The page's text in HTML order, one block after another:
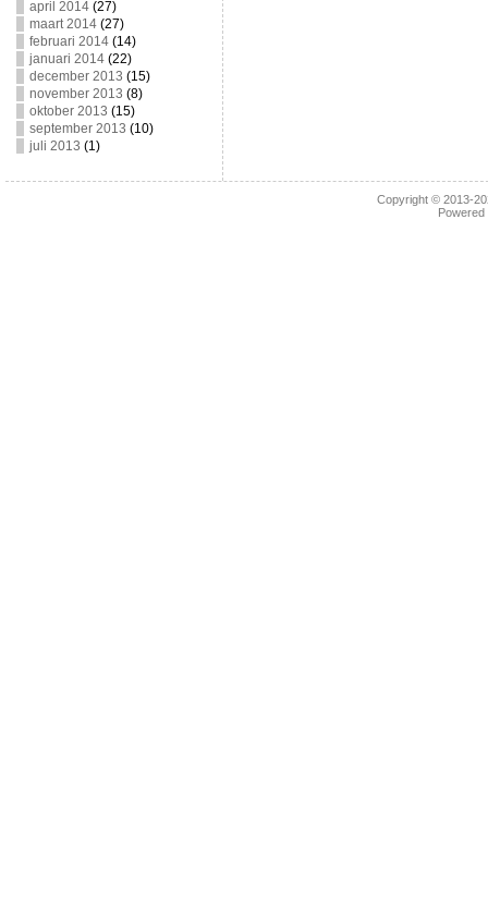
april 2014(27)
maart 2014(27)
februari 2014(14)
januari 2014(22)
december 2013 (15)
november 2013 (8)
oktober 2013 (15)
september 2013 (10)
juli 2013 (1)
Copyright © 2013-